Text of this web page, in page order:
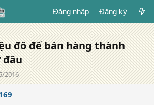
Đăng nhập Đăng ký
đô để bán hàng thành
đâu
2016